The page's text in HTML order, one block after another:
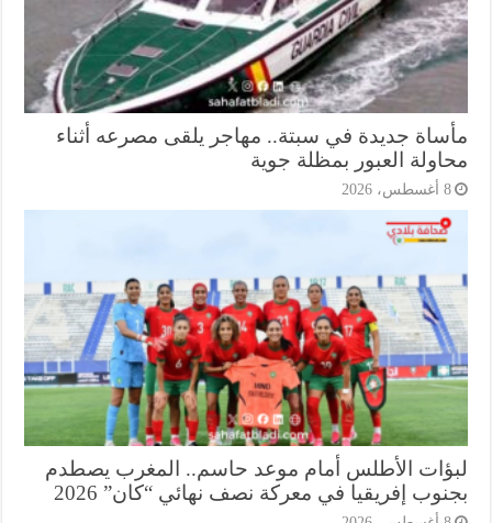
جديدة في سبتة.. مهاجر يلقى مصرعه أثناء
العبور بمظلة جوية
الأطلس أمام موعد حاسم.. المغرب يصطدم
إفريقيا في معركة نصف نهائي “كان” 2026